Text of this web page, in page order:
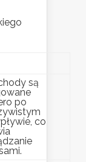
są
po
co